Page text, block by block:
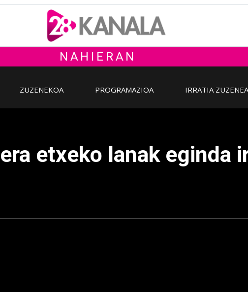
NAHIERAN
ZUZENEKOA PROGRAMAZIOA IRRATIA
etxeko lanak eginda